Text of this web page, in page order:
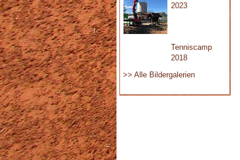
2023
Tenniscamp
2018
>> Alle Bildergalerien